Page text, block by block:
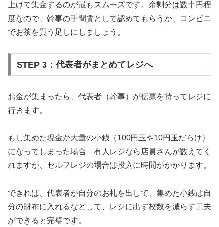
上げて集金するのが最もスムーズです。余剰分は数十円程
度なので、幹事の手間賃として認めてもらうか、コンビニ
でお茶を買う足しにしましょう。
STEP 3：代表者がまとめてレジへ
お金が集まったら、代表者（幹事）が伝票を持ってレジに
行きます。
もし集めた現金が大量の小銭（100円玉や10円玉だらけ）
になってしまった場合、有人レジなら店員さんが数えてく
れますが、セルフレジの場合は投入に時間がかかります。
できれば、代表者が自分のお札を出して、集めた小銭は自
分の財布に入れるなどして、レジに出す枚数を減らす工夫
ができると完璧です。